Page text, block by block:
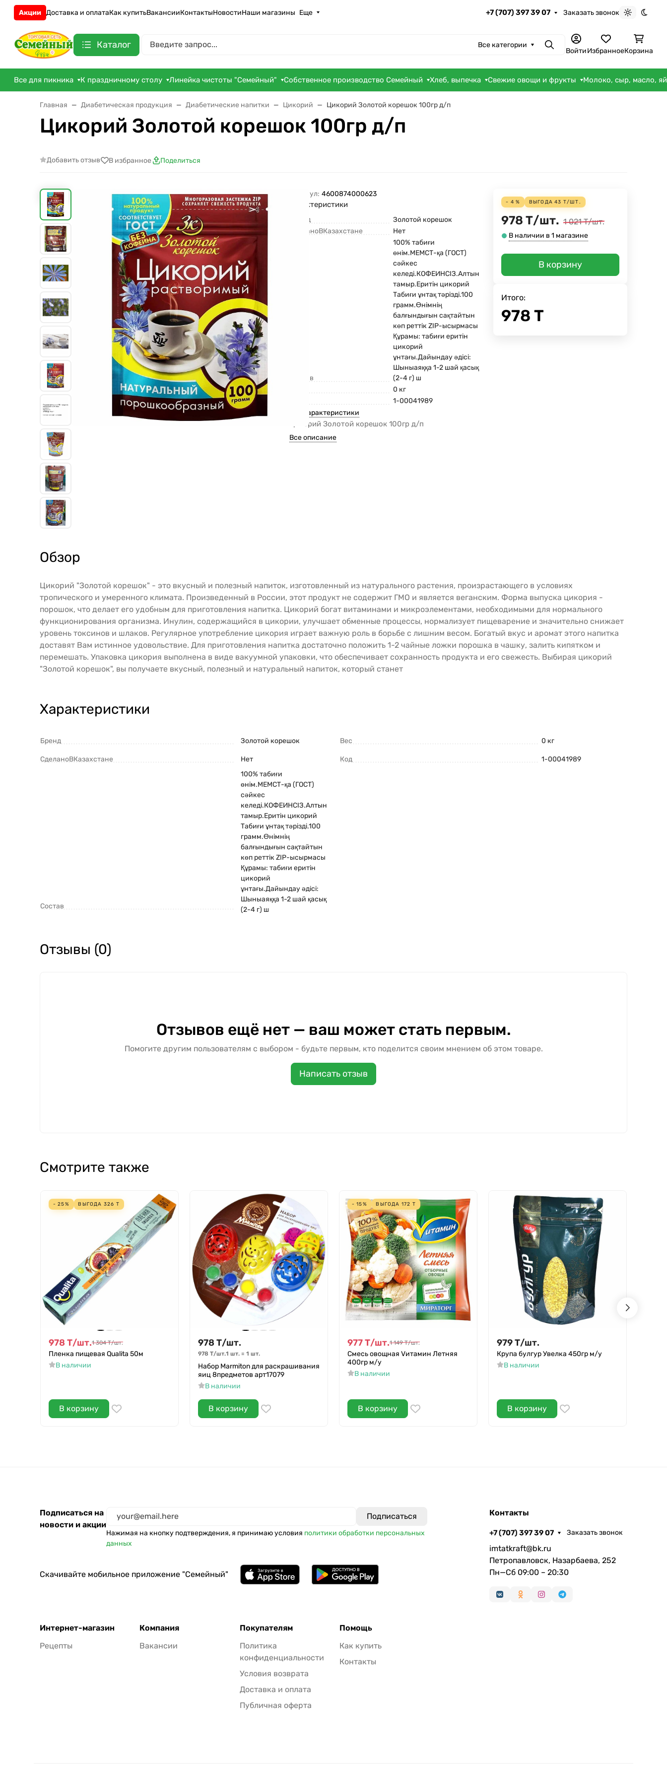
Акции Доставка и оплатаКак купитьВакансииКонтактыНовостиНаши магазины Еще +7 (707) 397 39 07 Заказать звонок
Светлая
Каталог Все категории ПоискВойтиИзбранноеКорзина
Все для пикника К праздничному столу Линейка чистоты "Семейный" Собственное производство Семейный Хлеб, выпечка Свежие овощи и фрукты Молоко, сыр, масло,
Главная Диабетическая продукция Диабетические напитки Цикорий Цикорий Золотой корешок 100гр д/п
Цикорий Золотой корешок 100гр д/п
Добавить отзыв В избранное Поделиться
Артикул: 4600874000623
Характеристики
Бренд
Золотой корешок
СделаноВКазахстане
Нет
Состав
100% табиғи
өнім.МЕМСТ-қа (ГОСТ)
сәйкес
келеді.КОФЕИНСІЗ.Алтын
тамыр.Еритін цикорий
Табиғи ұнтақ тәрізді.100
грамм.Өнімнің
балғындығын сақтайтын
көп реттік ZIP-ысырмасы
Құрамы: табиғи еритін
цикорий
ұнтағы.Дайындау әдісі:
Шыныаяққа 1-2 шай қасық
(2-4 г) ш
0 кг
1-00041989
Все характеристики
Цикорий Золотой корешок 100гр д/п
Все описание
- 4 % ВЫГОДА43 Т/ШТ.
978 Т/шт. 1 021 Т/шт.
В наличии в 1 магазине
В корзину
Итого:
978 Т
Обзор
Цикорий "Золотой корешок" - это вкусный и полезный напиток, изготовленный из натурального растения, произрастающего в условиях
тропического и умеренного климата. Произведенный в России, этот продукт не содержит ГМО и является веганским. Форма выпуска цикория -
порошок, что делает его удобным для приготовления напитка. Цикорий богат витаминами и микроэлементами, необходимыми для нормального
функционирования организма. Инулин, содержащийся в цикории, улучшает обменные процессы, нормализует пищеварение и значительно снижает
уровень токсинов и шлаков. Регулярное употребление цикория играет важную роль в борьбе с лишним весом. Богатый вкус и аромат этого напитка
доставят Вам истинное удовольствие. Для приготовления напитка достаточно положить 1-2 чайные ложки порошка в чашку, залить кипятком и
перемешать. Упаковка цикория выполнена в виде вакуумной упаковки, что обеспечивает сохранность продукта и его свежесть. Выбирая цикорий
"Золотой корешок", вы получаете вкусный, полезный и натуральный напиток, который станет
Характеристики
Бренд Золотой корешок
СделаноВКазахстане Нет
Состав
100% табиғи
өнім.МЕМСТ-қа (ГОСТ)
сәйкес
келеді.КОФЕИНСІЗ.Алтын
тамыр.Еритін цикорий
Табиғи ұнтақ тәрізді.100
грамм.Өнімнің
балғындығын сақтайтын
көп реттік ZIP-ысырмасы
Құрамы: табиғи еритін
цикорий
ұнтағы.Дайындау әдісі:
Шыныаяққа 1-2 шай қасық
(2-4 г) ш
Вес 0 кг
Код 1-00041989
Отзывы (0)
Отзывов ещё нет — ваш может стать первым.
Помогите другим пользователям с выбором - будьте первым, кто поделится своим мнением об этом товаре.
Написать отзыв
Смотрите также
- 25% ВЫГОДА 326 Т
978 Т/шт.1 304 Т/шт.
Пленка пищевая Qualita 50м
В наличии
В корзину
978 Т/шт.
978 Т/шт.1 шт. = 1 шт.
Набор Marmiton для раскрашивания
яиц 8предметов арт17079
В наличии
В корзину
- 15% ВЫГОДА 172 Т
977Т/шт.1 149 Т/шт.
Смесь овощная Vитамин Летняя
400гр м/у
В наличии
В корзину
979Т/шт.
Крупа булгур Увелка 450гр м/у
В наличии
В корзину
Подписаться на
новости и акции
Нажимая на кнопку подтверждения, я принимаю условия политики обработки персональных
данных
Скачивайте мобильное приложение "Семейный"
Интернет-магазин
Рецепты
Компания
Вакансии
Покупателям
Политика
конфиденциальности
Условия возврата
Доставка и оплата
Публичная оферта
Помощь
Как купить
Контакты
Контакты
+7 (707) 397 39 07 Заказать звонок
imtatkraft@bk.ru
Петропавловск, Назарбаева, 252
Пн—Сб 09:00 – 20:30